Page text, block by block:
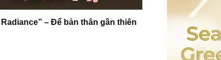
– Để bản thân gần thiên